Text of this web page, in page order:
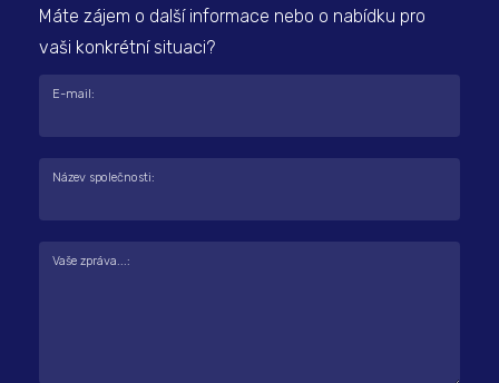
Máte zájem o další informace nebo o nabídku pro
vaši konkrétní situaci?
E-mail:
Název společnosti:
Vaše zpráva...: